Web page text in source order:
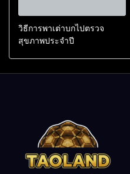
วิธีการพาเต่าบกไปตรวจ
สุขภาพประจำปี